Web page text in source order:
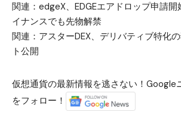
関連： edgeX、EDGEエアドロップ申請
イナンスでも先物解禁
関連： アスターDEX、デリバティブ特化
ト公開
仮想通貨の最新情報を逃さない！Google
をフォロー！